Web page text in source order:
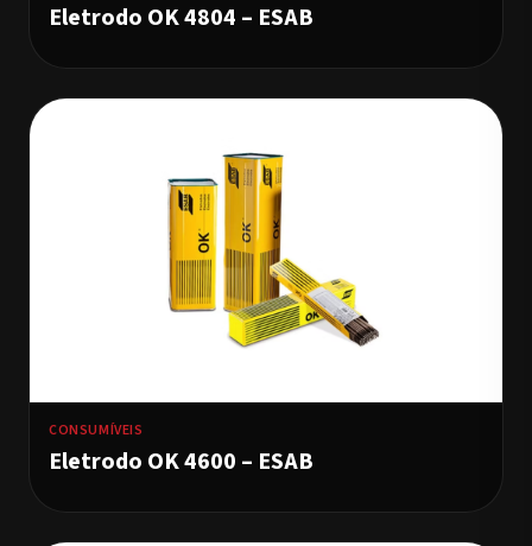
Eletrodo OK 4804 – ESAB
CONSUMÍVEIS
Eletrodo OK 4600 – ESAB